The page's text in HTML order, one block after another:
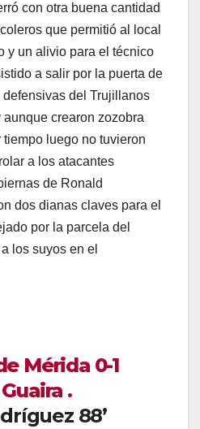
con otra buena cantidad
que permitió al local
y un alivio para el técnico
a salir por la puerta de
del Trujillanos
crearon zozobra
luego no tuvieron
a los atacantes
de Ronald
dos dianas claves para el
por la parcela del
los suyos en el
Mérida 0-1
.
88’